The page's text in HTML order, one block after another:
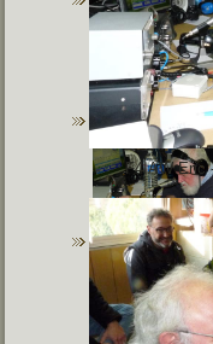
F4IAW Eric